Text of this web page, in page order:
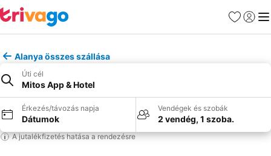
Kedvencek
Alanya összes szállása
Úti cél
Mitos App & Hotel
Érkezés/távozás napja
Dátumok
Vendégek és szobák
2 vendég, 1 szoba.
A jutalékfizetés hatása a rendezésre